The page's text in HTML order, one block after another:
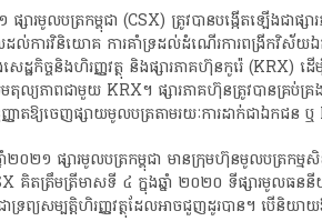
ផ្សា​រមូល​ប​ត្រ​កម្ពុជា​ (CSX)​ ត្រូវ​បាន​បង្កើត​ឡើងជ
ារ​វិនិយោគ​ ការ​គាំទ្រ​ដល់​ដំណើរការ​ពង្រីក​វិស័យ​ឯ
េដ្ឋកិច្ច​និង​ហិរញ្ញវត្ថុ​ និង​ផ្សារភាគហ៊ុន​កូរ៉េ​ (KRX)​ ដ
យ​ភាព​ជាមួយ​ KRX​។​ ផ្សារភាគហ៊ុន​ត្រូវ​បាន​គ្រប់គ្រង​
ញ្ញាត​ឱ្យ​ចេញផ្សាយ​មូល​ប​ត្រ​តាម​រយៈ​ការ​ដាក់​ជា​ឯក
នាំ​២០២១​ ផ្សា​រមូល​ប​ត្រ​កម្ពុជា​ មាន​ក្រុមហ៊ុន​មូល​ប​ត្
គិត​ត្រឹម​ត្រីមាស​ទី​ ៤​ ក្នុង​ឆ្នាំ​ ២០២០​ ទីផ្សារ​មូលធ
ា​ទ្រព្យសម្បត្តិ​ហិរញ្ញវត្ថុ​ដែល​អាច​ជួញដូរ​បាន​។​ បើ​